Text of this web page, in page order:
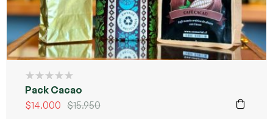
Pack Cacao
$15.950
$14.000